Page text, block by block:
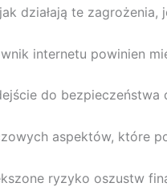
działają te
internetu powinien
do
aspektów, które
ryzyko oszustw